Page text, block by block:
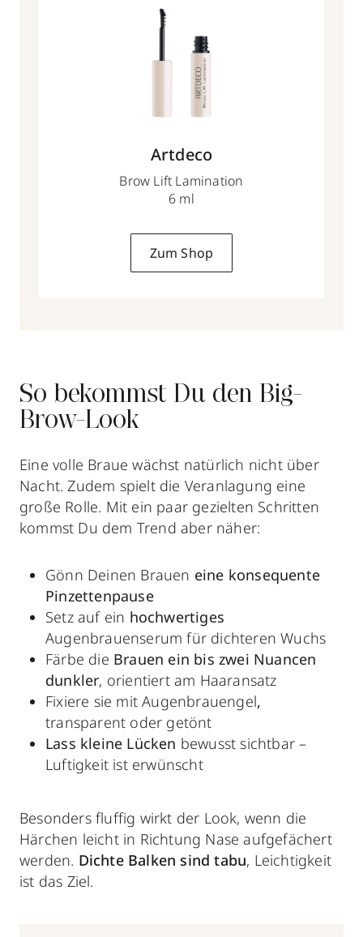
Artdeco
Brow Lift Lamination
6 ml
Zum Shop
So bekommst Du den Big-
Brow-Look
Eine volle Braue wächst natürlich nicht über
Nacht. Zudem spielt die Veranlagung eine
große Rolle. Mit ein paar gezielten Schritten
kommst Du dem Trend aber näher:
Gönn Deinen Brauen eine konsequente
Pinzettenpause
Setz auf ein hochwertiges
Augenbrauenserum für dichteren Wuchs
Färbe die Brauen ein bis zwei Nuancen
dunkler, orientiert am Haaransatz
Fixiere sie mitAugenbrauengel,
transparent oder getönt
Lass kleine Lücken bewusst sichtbar –
Luftigkeit ist erwünscht
Besonders fluffig wirkt der Look, wenn die
Härchen leicht in Richtung Nase aufgefächert
werden. Dichte Balken sind tabu, Leichtigkeit
ist das Ziel.